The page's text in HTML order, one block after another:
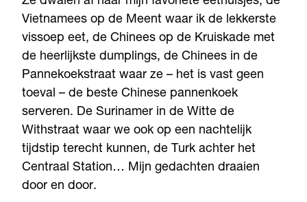
Vietnamees op de Meent waar ik de lekkerste
vissoep eet, de Chinees op de Kruiskade met
de heerlijkste dumplings, de Chinees in de
Pannekoekstraat waar ze – het is vast geen
toeval – de beste Chinese pannenkoek
serveren. De Surinamer in de Witte de
Withstraat waar we ook op een nachtelijk
tijdstip terecht kunnen, de Turk achter het
Centraal Station… Mijn gedachten draaien
door en door.